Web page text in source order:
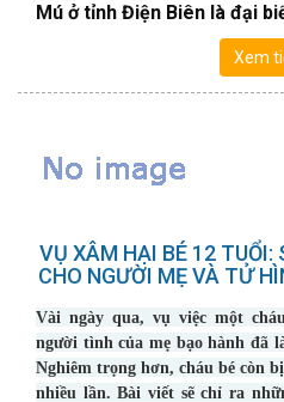
Mú ở tỉnh Điện Biên là đại
Xem
VỤ XÂM HẠI BÉ 12 TUỔI:
CHO NGƯỜI MẸ VÀ TỬ
Vài ngày qua, vụ việc một
người tình của mẹ bạo hành đã
Nghiêm trọng hơn, cháu bé còn
nhiều lần. Bài viết sẽ chỉ ra